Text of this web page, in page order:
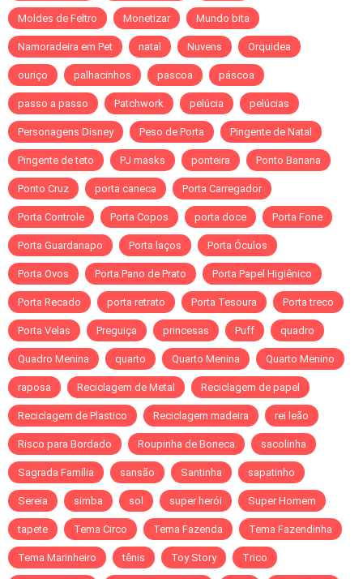
Moldes de Feltro Monetizar Mundo bita
Namoradeira em Pet natal Nuvens Orquidea
ouriço palhacinhos pascoa páscoa
passo a passo Patchwork pelúcia pelúcias
Personagens Disney Peso de Porta Pingente de Natal
Pingente de teto PJ masks ponteira Ponto Banana
Ponto Cruz porta caneca Porta Carregador
Porta Controle Porta Copos porta doce Porta Fone
Porta Guardanapo Porta laços Porta Óculos
Porta Ovos Porta Pano de Prato Porta Papel Higiênico
Porta Recado porta retrato Porta Tesoura Porta treco
Porta Velas Preguiça princesas Puff quadro
Quadro Menina quarto Quarto Menina Quarto Menino
raposa Reciclagem de Metal Reciclagem de papel
Reciclagem de Plastico Reciclagem madeira rei leão
Risco para Bordado Roupinha de Boneca sacolinha
Sagrada Família sansão Santinha sapatinho
Sereia simba sol super herói Super Homem
tapete Tema Circo Tema Fazenda Tema Fazendinha
Tema Marinheiro tênis Toy Story Trico